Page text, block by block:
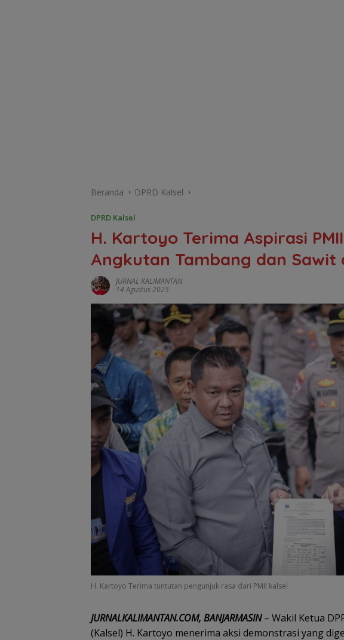
Beranda DPRD Kalsel
DPRD Kalsel
H. Kartoyo Terima Aspirasi
Angkutan Tambang dan Sawit
JURNAL KALIMANTAN
14 Agustus 2025
H. Kartoyo Terima tuntutan pengunjuk rasa dari PMII kalsel
JURNALKALIMANTAN.COM, BANJARMASIN– Wakil Ketua
(Kalsel) H. Kartoyo menerima aksi demonstrasi yang